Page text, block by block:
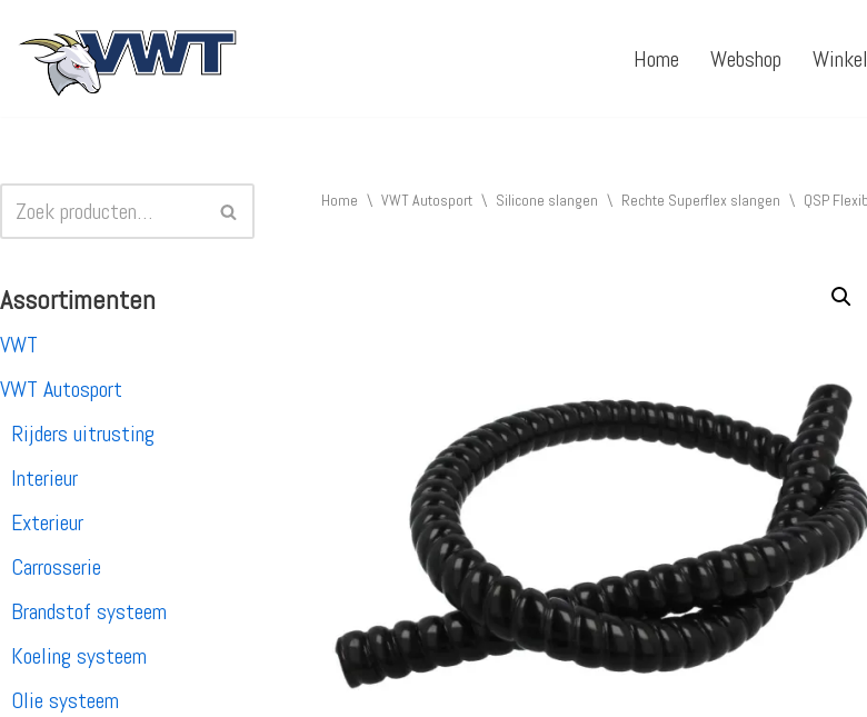
Ga
Home Webshop
Assortimenten
VWT
VWT Autosport
Rijders uitrusting
Interieur
Exterieur
Carrosserie
Brandstof systeem
Koeling systeem
Olie systeem
Home \ VWT Autosport \ Silicone slangen \ Rechte Superflex slangen \ QSP